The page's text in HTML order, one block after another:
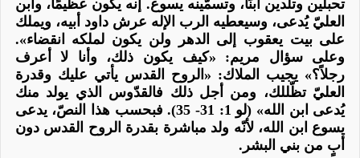
تحبلين وتلدين ابنًا، وتسمّينه يسوع. إنه يكون عظيمًا، وابن
العليّ يُدعى، وسيعطيه الرب الإله عرش داود أبيه، ويملك
على بيت يعقوب إلى الدهر ولن يكون لملكه انقضاء».
وعلى سؤال مريم: «كيف يكون ذلك، وأنا لا أعرف
رجلاً؟» يجيب الملاك: «الروح القدس يأتي عليك وقدرة
العليّ تظّللك، ومن أجل ذلك فالقدّوس الذي يولد منك
يُدعى ابن الله
» (لو 1: 31- 35). فبحسب هذا النصّ، يدعى
يسوع ابن الله، لأنّه ولد مباشرة بقدرة الروح القدس دون
أبٍ من بني البشر.